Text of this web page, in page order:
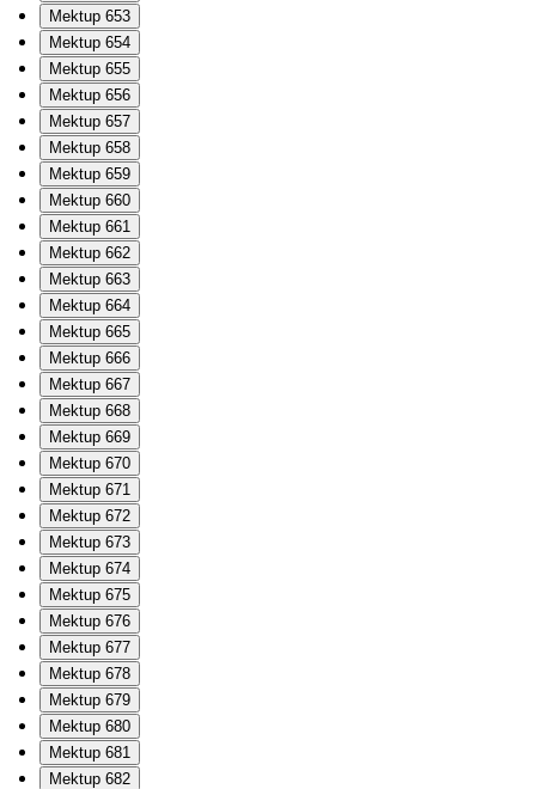
Mektup 653
Mektup 654
Mektup 655
Mektup 656
Mektup 657
Mektup 658
Mektup 659
Mektup 660
Mektup 661
Mektup 662
Mektup 663
Mektup 664
Mektup 665
Mektup 666
Mektup 667
Mektup 668
Mektup 669
Mektup 670
Mektup 671
Mektup 672
Mektup 673
Mektup 674
Mektup 675
Mektup 676
Mektup 677
Mektup 678
Mektup 679
Mektup 680
Mektup 681
Mektup 682